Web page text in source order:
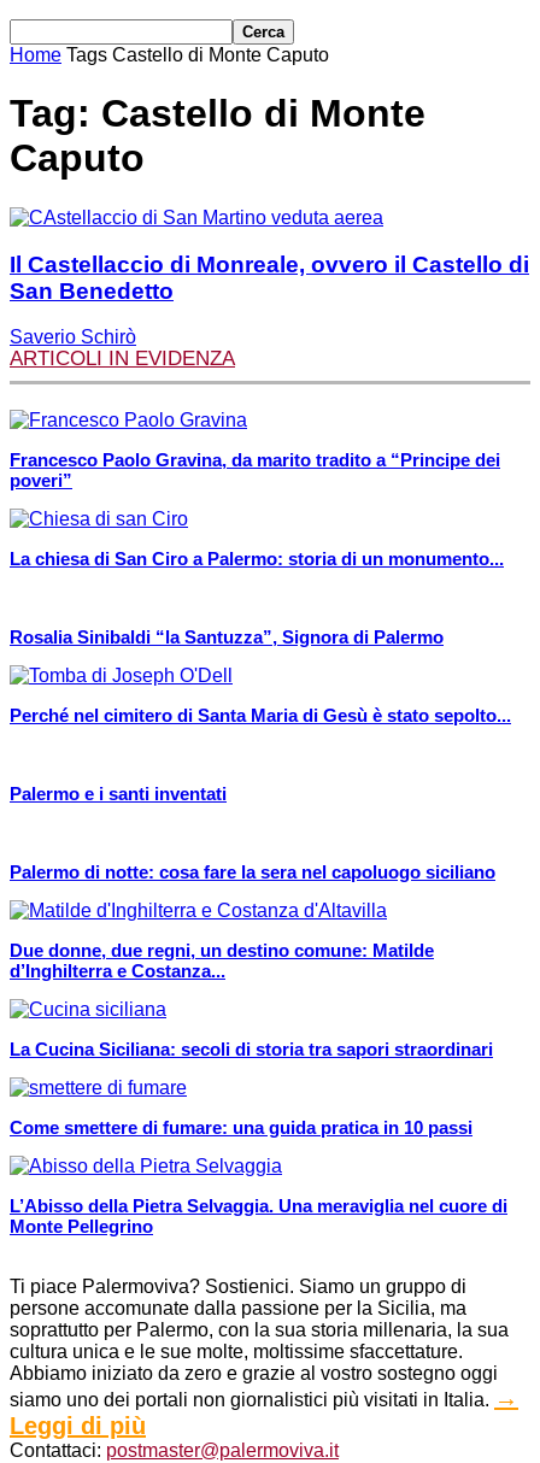
Home Tags Castello di Monte Caputo
Tag: Castello di Monte
Caputo
Il Castellaccio di Monreale, ovvero il Castello di
San Benedetto
Saverio Schirò
ARTICOLI IN EVIDENZA
Francesco Paolo Gravina, da marito tradito a “Principe dei
poveri”
La chiesa di San Ciro a Palermo: storia di un monumento...
Rosalia Sinibaldi “la Santuzza”, Signora di Palermo
Perché nel cimitero di Santa Maria di Gesù è stato sepolto...
Palermo e i santi inventati
Palermo di notte: cosa fare la sera nel capoluogo siciliano
Due donne, due regni, un destino comune: Matilde
d’Inghilterra e Costanza...
La Cucina Siciliana: secoli di storia tra sapori straordinari
Come smettere di fumare: una guida pratica in 10 passi
L’Abisso della Pietra Selvaggia. Una meraviglia nel cuore di
Monte Pellegrino
Ti piace Palermoviva? Sostienici. Siamo un gruppo di
persone accomunate dalla passione per la Sicilia, ma
soprattutto per Palermo, con la sua storia millenaria, la sua
cultura unica e le sue molte, moltissime sfaccettature.
Abbiamo iniziato da zero e grazie al vostro sostegno oggi
siamo uno dei portali non giornalistici più visitati in Italia. →
Leggi di più
Contattaci: postmaster@palermoviva.it